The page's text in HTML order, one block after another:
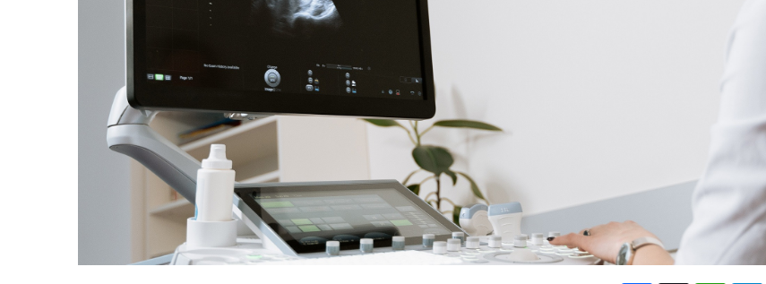
OPINIE
PRAKTIJKZAKEN
TARIEVEN
VPHUISARTSEN
MEDISCHE VAKHANDEL
INLOGGEN
REGISTRATIE